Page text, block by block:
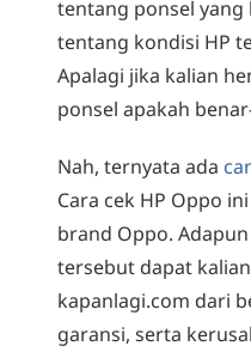
tentang ponsel yang
tentang kondisi HP
Apalagi jika kalian
ponsel apakah
Nah, ternyata ada
Cara cek HP Oppo
brand Oppo.
tersebut dapat
kapanlagi.com dari
garansi, serta